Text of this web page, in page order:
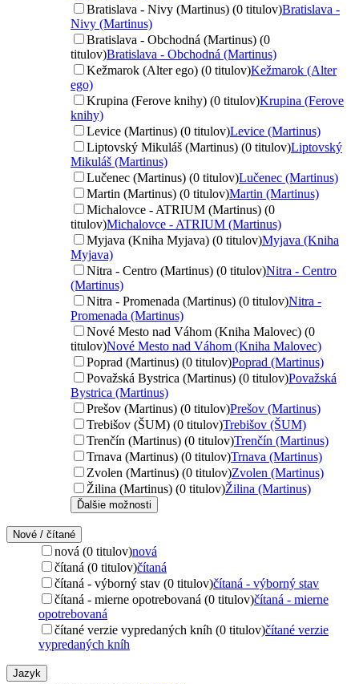
Bratislava - Nivy (Martinus) (0 titulov)Bratislava -
Nivy (Martinus)
Bratislava - Obchodná (Martinus) (0
titulov)Bratislava - Obchodná (Martinus)
Kežmarok (Alter ego) (0 titulov)Kežmarok (Alter
ego)
Krupina (Ferove knihy) (0 titulov)Krupina (Ferove
knihy)
Levice (Martinus) (0 titulov)Levice (Martinus)
Liptovský Mikuláš (Martinus) (0 titulov)Liptovský
Mikuláš (Martinus)
Lučenec (Martinus) (0 titulov)Lučenec (Martinus)
Martin (Martinus) (0 titulov)Martin (Martinus)
Michalovce - ATRIUM (Martinus) (0
titulov)Michalovce - ATRIUM (Martinus)
Myjava (Kniha Myjava) (0 titulov)Myjava (Kniha
Myjava)
Nitra - Centro (Martinus) (0 titulov)Nitra - Centro
(Martinus)
Nitra - Promenada (Martinus) (0 titulov)Nitra -
Promenada (Martinus)
Nové Mesto nad Váhom (Kniha Malovec) (0
titulov)Nové Mesto nad Váhom (Kniha Malovec)
Poprad (Martinus) (0 titulov)Poprad (Martinus)
Považská Bystrica (Martinus) (0 titulov)Považská
Bystrica (Martinus)
Prešov (Martinus) (0 titulov)Prešov (Martinus)
Trebišov (ŠUM) (0 titulov)Trebišov (ŠUM)
Trenčín (Martinus) (0 titulov)Trenčín (Martinus)
Trnava (Martinus) (0 titulov)Trnava (Martinus)
Zvolen (Martinus) (0 titulov)Zvolen (Martinus)
Žilina (Martinus) (0 titulov)Žilina (Martinus)
Ďalšie možnosti
Nové / čítané
nová (0 titulov)nová
čítaná (0 titulov)čítaná
čítaná - výborný stav (0 titulov)čítaná - výborný stav
čítaná - mierne opotrebovaná (0 titulov)čítaná - mierne
opotrebovaná
čítané verzie vypredaných kníh (0 titulov)čítané verzie
vypredaných kníh
Jazyk